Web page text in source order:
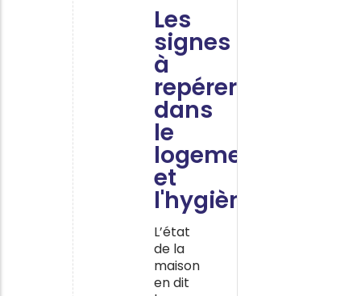
Les
signes
à
repérer
dans
le
logement
et
l'hygiène
L’état
de la
maison
en dit